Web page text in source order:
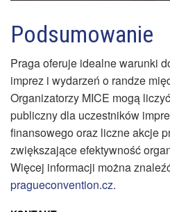
Podsumowanie
Praga oferuje idealne warunki
imprez i wydarzeń o randze
Organizatorzy MICE mogą
publiczny dla uczestników
finansowego oraz liczne akcje
zwiększające efektywność
Więcej informacji można
pragueconvention.cz.